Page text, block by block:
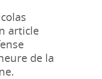
article
de la